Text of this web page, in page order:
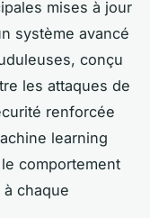
mises à jour
système avancé
conçu
les attaques de
renforcée
learning
comportement
chaque